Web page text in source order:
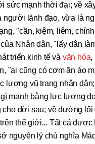
sức mạnh thời đại; về
người lãnh đạo, vừa là
"cần, kiệm, liêm,
Nhân dân, "lấy dân
triển kinh tế và văn hóa,
"ai cũng có cơm ăn áo
lượng vũ trang nhân
mạnh bằng lực lượng
đời sau; về đường
thế giới... Tất cả
nguyên lý chủ nghĩa